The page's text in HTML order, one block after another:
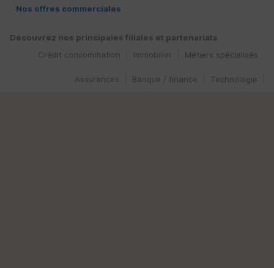
Nos offres commerciales
Découvrez nos principales filiales et partenariats
Métiers spécialisés
Immobilier
Crédit consommation
Technologie
Banque / finance
Assurances